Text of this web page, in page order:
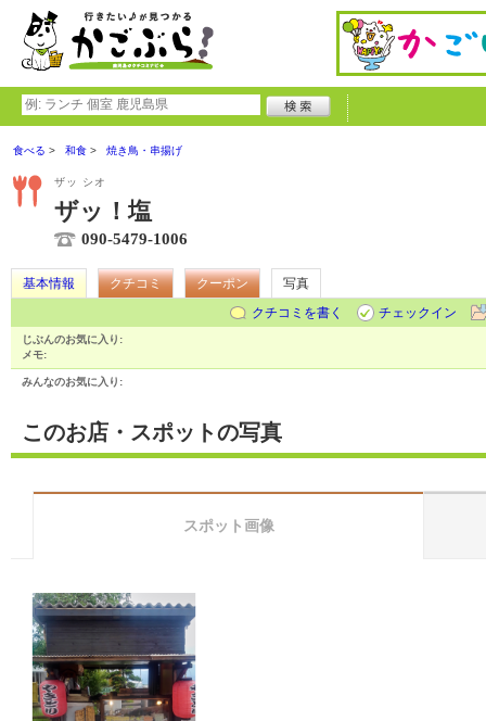
食べる 和食 焼き鳥・串揚げ
ザッ シオ
ザッ！塩
090-5479-1006
基本情報 クチコミ クーポン
写真
クチコミを書く
チェックイン
じぶんのお気に入り:
メモ:
みんなのお気に入り:
このお店・スポットの写真
スポット画像